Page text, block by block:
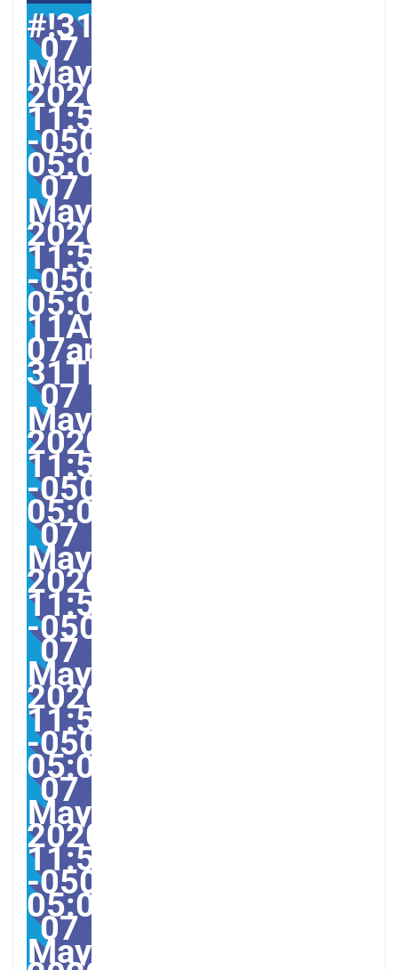
#!31Thu,
07
May
2020
11:54:33
-0500-
05:003331#31Thu,
07
May
2020
11:54:33
-0500-
05:00-
11America/
07am31am-
31Thu,
07
May
2020
11:54:33
-0500-
05:0011America/
07
May
2020
11:54:33
-
07
May
2020
11:54:33
-0500-
05:00America/
07
May
2020
11:54:33
-0500-
05:003331#/31Thu,
07
May